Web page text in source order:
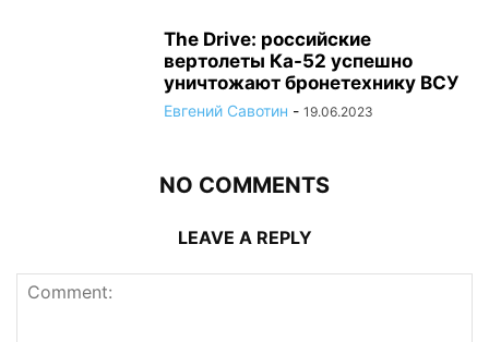
The Drive: российские
вертолеты Ка-52 успешно
уничтожают бронетехнику ВСУ
Евгений Савотин - 19.06.2023
NO COMMENTS
LEAVE A REPLY